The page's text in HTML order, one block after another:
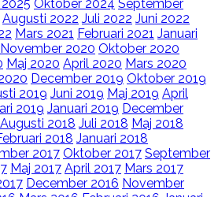
Oktober 2024 September
Augusti 2022 Juli 2022 Juni 2022
Mars 2021 Februari 2021 Januari
November 2020 Oktober 2020
Maj 2020 April 2020 Mars 2020
December 2019 Oktober 2019
2019 Juni 2019 Maj 2019 April
2019 Januari 2019 December
Augusti 2018 Juli 2018 Maj 2018
2018 Januari 2018
2017 Oktober 2017 September
Maj 2017 April 2017 Mars 2017
December 2016 November